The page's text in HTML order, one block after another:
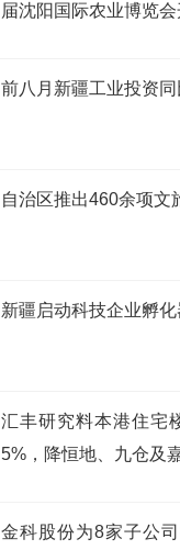
届沈阳国际农业博览会
前八月新疆工业投资
自治区推出460余项文
新疆启动科技企业孵
汇丰研究料本港住宅
5%，降恒地、九仓及
金科股份为8家子公